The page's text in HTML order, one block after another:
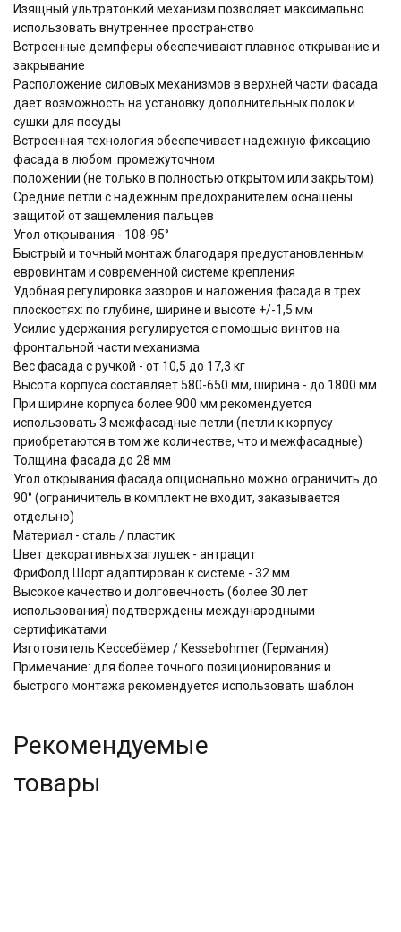
Изящный ультратонкий механизм позволяет максимально
использовать внутреннее пространство
Встроенные демпферы обеспечивают плавное открывание и
закрывание
Расположение силовых механизмов в верхней части фасада
дает возможность на установку дополнительных полок и
сушки для посуды
Встроенная технология обеспечивает надежную фиксацию
фасада в любом промежуточном
положении (не только в полностью открытом или закрытом)
Средние петли с надежным предохранителем оснащены
защитой от защемления пальцев
Угол открывания - 108-95°
Быстрый и точный монтаж благодаря предустановленным
евровинтам и современной системе крепления
Удобная регулировка зазоров и наложения фасада в трех
плоскостях: по глубине, ширине и высоте +/-1,5 мм
Усилие удержания регулируется с помощью винтов на
фронтальной части механизма
Вес фасада с ручкой - от 10,5 до 17,3 кг
Высота корпуса составляет 580-650 мм, ширина - до 1800 мм
При ширине корпуса более 900 мм рекомендуется
использовать 3 межфасадные петли (петли к корпусу
приобретаются в том же количестве, что и межфасадные)
Толщина фасада до 28 мм
Угол открывания фасада опционально можно ограничить до
90° (ограничитель в комплект не входит, заказывается
отдельно)
Материал - сталь / пластик
Цвет декоративных заглушек - антрацит
ФриФолд Шорт адаптирован к системе - 32 мм
Высокое качество и долговечность (более 30 лет
использования) подтверждены международными
сертификатами
Изготовитель Кессебёмер / Kessebohmer (Германия)
Примечание: для более точного позиционирования и
быстрого монтажа рекомендуется использовать шаблон
Рекомендуемые
товары